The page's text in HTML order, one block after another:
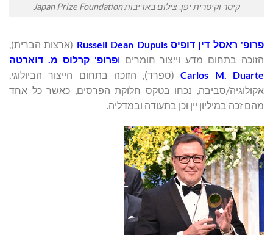
קיסר וקיסרית יפן. צילום באדיבות Japan Prize Foundation
פרופ' ראסל דין דופיס Russell Dean Dupuis (ארצות הברית),
הזוכה בתחום מדע וייצור חומרים ופרופ' קרלוס מ. דוארטה
Carlos M. Duarte(ספרד), הזוכה בתחום הייצור הביולוגי,
אקולוגיה/סביבה, נכחו בטקס חלוקת הפרסים, כאשר כל אחד
מהם זכה במיליון יין וכן בתעודה ובמדליה.